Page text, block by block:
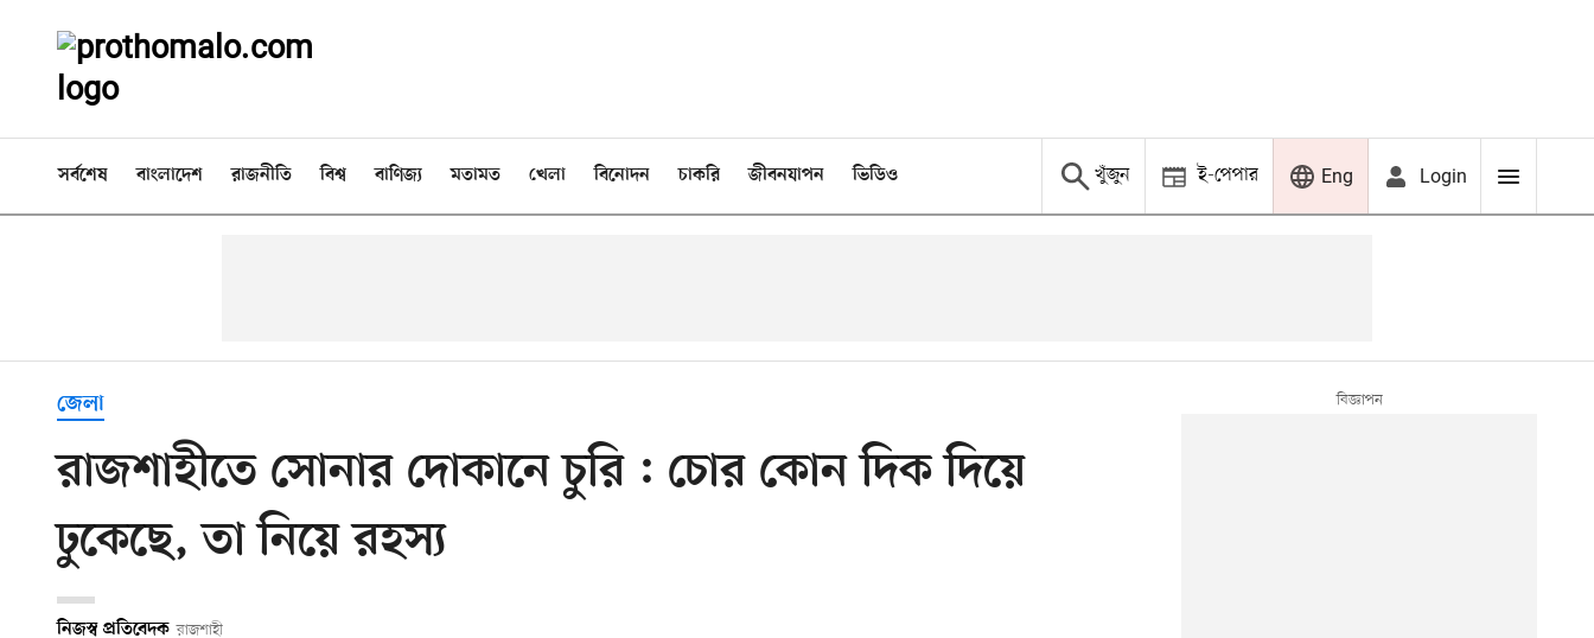
সর্বশেষ বাংলাদেশ রাজনীতি বিশ্ব বাণিজ্য মতামত খেলা বিনোদন চাকরি জীবনযাপন ভিডিও খুঁজুন ই-পেপার Eng Login
জেলা
রাজশাহীতে সোনার দোকানে চুরি : চোর কোন দিক দিয়ে
ঢুকেছে, তা নিয়ে রহস্য
নিজস্ব প্রতিবেদক রাজশাহী